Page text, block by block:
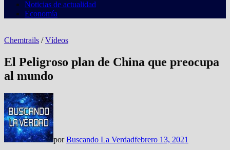
Noticias de actualidad
Economía
Chemtrails /Vídeos
El Peligroso plan de China que preocupa
al mundo
porBuscando La Verdadfebrero 13, 2021